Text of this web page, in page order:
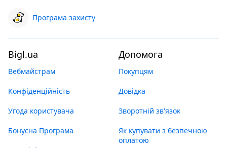
Програма захисту
Bigl.ua
Вебмайстрам
Конфіденційність
Угода користувача
Бонусна Програма
Допомога
Покупцям
Довідка
Зворотній зв'язок
Як купувати з безпечною
оплатою